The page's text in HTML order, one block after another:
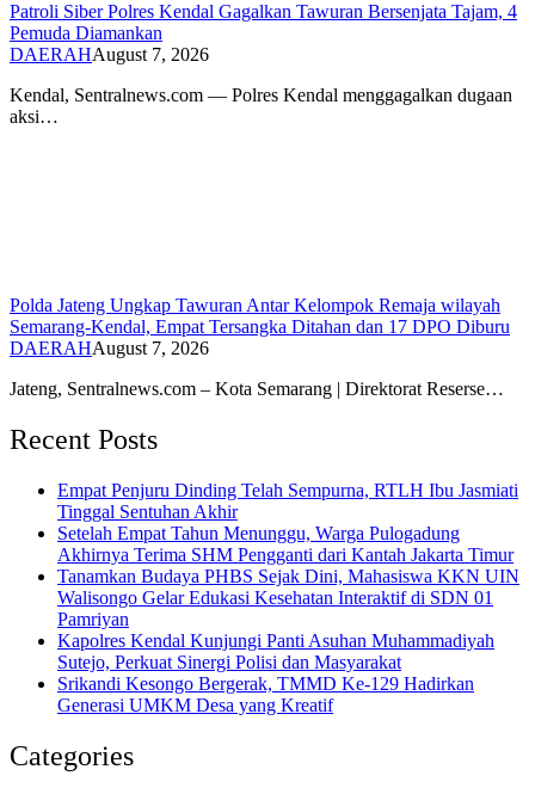
Patroli Siber Polres Kendal Gagalkan Tawuran Bersenjata Tajam, 4
Pemuda Diamankan
DAERAHAugust 7, 2026
Kendal, Sentralnews.com — Polres Kendal menggagalkan dugaan
aksi…
Polda Jateng Ungkap Tawuran Antar Kelompok Remaja wilayah
Semarang-Kendal, Empat Tersangka Ditahan dan 17 DPO Diburu
DAERAHAugust 7, 2026
Jateng, Sentralnews.com – Kota Semarang | Direktorat Reserse…
Recent Posts
Empat Penjuru Dinding Telah Sempurna, RTLH Ibu Jasmiati
Tinggal Sentuhan Akhir
Setelah Empat Tahun Menunggu, Warga Pulogadung
Akhirnya Terima SHM Pengganti dari Kantah Jakarta Timur
Tanamkan Budaya PHBS Sejak Dini, Mahasiswa KKN UIN
Walisongo Gelar Edukasi Kesehatan Interaktif di SDN 01
Pamriyan
Kapolres Kendal Kunjungi Panti Asuhan Muhammadiyah
Sutejo, Perkuat Sinergi Polisi dan Masyarakat
Srikandi Kesongo Bergerak, TMMD Ke-129 Hadirkan
Generasi UMKM Desa yang Kreatif
Categories